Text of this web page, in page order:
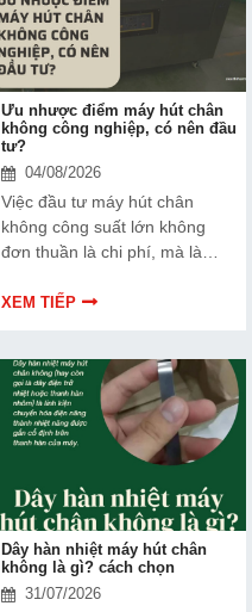
Ưu nhược điểm máy hút chân
không công nghiệp, có nên đầu
tư?
04/08/2026
Việc đầu tư máy hút chân
không công suất lớn không
đơn thuần là chi phí, mà là
sản phẩm và nâng cao vị thế
điểm của thiết bị này để có
thêm thông tin và giúp bạn đưa
ra lựa chọn phù hợp, hiệu quả
hơn nhé!
XEM TIẾP
Dây hàn nhiệt máy hút chân
không là gì? cách chọn
31/07/2026